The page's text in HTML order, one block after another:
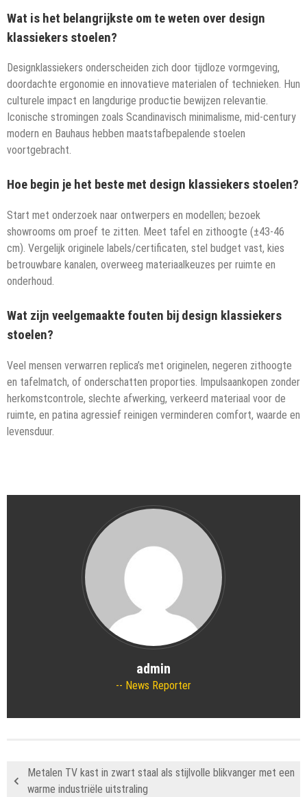
Wat is het belangrijkste om te weten over design
klassiekers stoelen?
Designklassiekers onderscheiden zich door tijdloze vormgeving,
doordachte ergonomie en innovatieve materialen of technieken. Hun
culturele impact en langdurige productie bewijzen relevantie.
Iconische stromingen zoals Scandinavisch minimalisme, mid-century
modern en Bauhaus hebben maatstafbepalende stoelen
voortgebracht.
Hoe begin je het beste met design klassiekers stoelen?
Start met onderzoek naar ontwerpers en modellen; bezoek
showrooms om proef te zitten. Meet tafel en zithoogte (±43-46
cm). Vergelijk originele labels/certificaten, stel budget vast, kies
betrouwbare kanalen, overweeg materiaalkeuzes per ruimte en
onderhoud.
Wat zijn veelgemaakte fouten bij design klassiekers
stoelen?
Veel mensen verwarren replica’s met originelen, negeren zithoogte
en tafelmatch, of onderschatten proporties. Impulsaankopen zonder
herkomstcontrole, slechte afwerking, verkeerd materiaal voor de
ruimte, en patina agressief reinigen verminderen comfort, waarde en
levensduur.
admin
News Reporter
Metalen TV kast in zwart staal als stijlvolle blikvanger met een
warme industriële uitstraling